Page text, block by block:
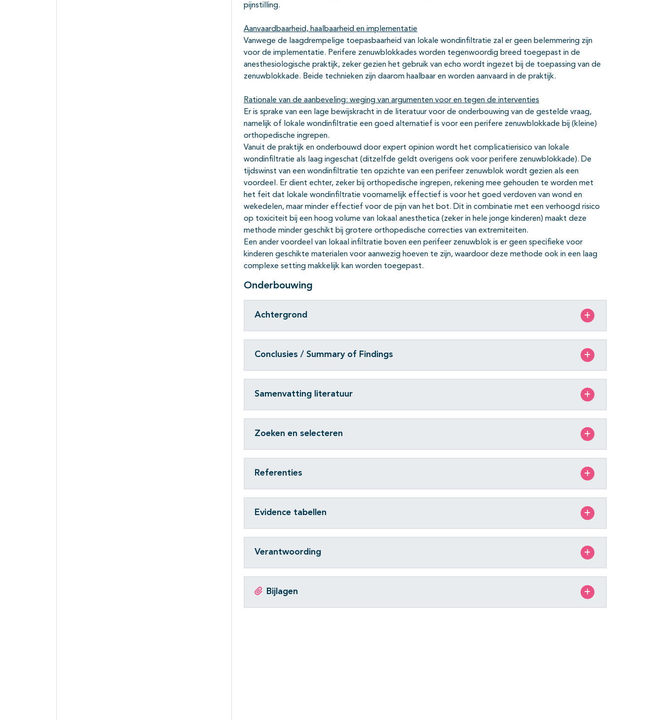
pijnstilling.
Aanvaardbaarheid, haalbaarheid en implementatie
Vanwege de laagdrempelige toepasbaarheid van lokale wondinfiltratie zal er geen belemmering zijn
voor de implementatie. Perifere zenuwblokkades worden tegenwoordig breed toegepast in de
anesthesiologische praktijk, zeker gezien het gebruik van echo wordt ingezet bij de toepassing van de
zenuwblokkade. Beide technieken zijn daarom haalbaar en worden aanvaard in de praktijk.
Rationale van de aanbeveling: weging van argumenten voor en tegen de interventies
Er is sprake van een lage bewijskracht in de literatuur voor de onderbouwing van de gestelde vraag,
namelijk of lokale wondinfiltratie een goed alternatief is voor een perifere zenuwblokkade bij (kleine)
orthopedische ingrepen.
Vanuit de praktijk en onderbouwd door expert opinion wordt het complicatierisico van lokale
wondinfiltratie als laag ingeschat (ditzelfde geldt overigens ook voor perifere zenuwblokkade). De
tijdswinst van een wondinfiltratie ten opzichte van een perifeer zenuwblok wordt gezien als een
voordeel. Er dient echter, zeker bij orthopedische ingrepen, rekening mee gehouden te worden met
het feit dat lokale wondinfiltratie voornamelijk effectief is voor het goed verdoven van wond en
wekedelen, maar minder effectief voor de pijn van het bot. Dit in combinatie met een verhoogd risico
op toxiciteit bij een hoog volume van lokaal anesthetica (zeker in hele jonge kinderen) maakt deze
methode minder geschikt bij grotere orthopedische correcties van extremiteiten.
Een ander voordeel van lokaal infiltratie boven een perifeer zenuwblok is er geen specifieke voor
kinderen geschikte materialen voor aanwezig hoeven te zijn, waardoor deze methode ook in een laag
complexe setting makkelijk kan worden toegepast.
Onderbouwing
Achtergrond
Conclusies / Summary of Findings
Samenvatting literatuur
Zoeken en selecteren
Referenties
Evidence tabellen
Verantwoording
Bijlagen